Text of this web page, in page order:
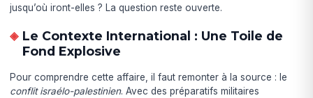
jusqu’où iront-elles ? La question reste ouverte.
Le Contexte International : Une Toile de
Fond Explosive
Pour comprendre cette affaire, il faut remonter à la source : le
conflit israélo-palestinien. Avec des préparatifs militaires